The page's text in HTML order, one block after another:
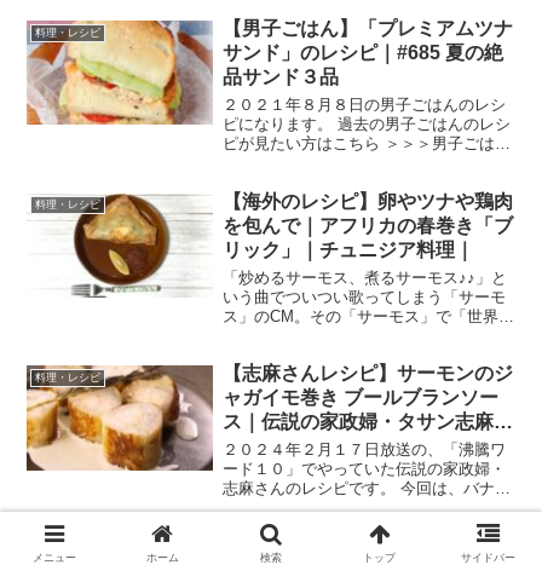
クを大公開してくれました！ 俳優の北村
匠海さんと、當真あみ...
料理・レシピ
【男子ごはん】「プレミアムツナ
サンド」のレシピ｜#685 夏の絶
品サンド３品
２０２１年８月８日の男子ごはんのレシ
ピになります。 過去の男子ごはんのレシ
ピが見たい方はこちら ＞＞＞男子ごはん
（６枚切り） ４枚バター １０gレタ
ス 大３枚フルー...
料理・レシピ
【海外のレシピ】卵やツナや鶏肉
を包んで｜アフリカの春巻き「ブ
リック」｜チュニジア料理｜
「炒めるサーモス、煮るサーモス♪♪」と
いう曲でついつい歌ってしまう「サーモ
ス」のCM。その「サーモス」で「世界の
モス」というのですが、その曲が呪文み
たいで面白いです...
料理・レシピ
【志麻さんレシピ】サーモンのジ
ャガイモ巻き ブールブランソー
ス｜伝説の家政婦・タサン志麻｜
沸騰ワード１０
２０２４年２月１７日放送の、「沸騰ワ
ード１０」でやっていた伝説の家政婦・
志麻さんのレシピです。 今回は、バナナ
マン日村さんと高畑充希さんを迎えて、
出川哲朗還暦祝いパーティーを開いて、
志麻さんの全力フレンチを披露！「志麻
【男子ごはん】「ズッキーニと生
メニュー ホーム 検索 トップ サイドバー